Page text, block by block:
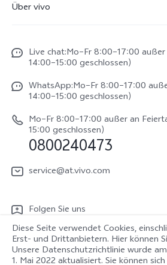
X300
V70
V70 FE
Y31e 5G
vivo Buds Air3
Funtouch OS
IMEI-Authentifizierung
System Verbesserung
Reparaturerfassung
Benutzerhandbuch
Log aktualisieren
LUTs für Log-Wiederherstellung
Über vivo
Impressum
Rechtliche Hinweise
vivo Datenschutzcenter
Live chat:Mo–Fr 8:00–17:00
14:00–15:00 geschlossen）
WhatsApp:Mo–Fr 8:00–17:00
14:00–15:00 geschlossen）
Mo–Fr 8:00–17:00 außer an
15:00 geschlossen）
0800240473
service@at.vivo.com
Folgen Sie uns
Diese Seite verwendet Cookies,
Erst- und Drittanbietern. Hier können
Unsere Datenschutzrichtlinie wurde am
1. Mai 2022 aktualisiert. Sie können